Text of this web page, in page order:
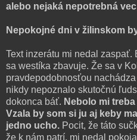
alebo nejaká nepotrebná vec
Nepokojné dni v žilinskom
Text inzerátu mi nedal zaspať.
sa westíka zbavuje. Že sa v
pravdepodobnosťou
nikdy nepoznalo skutočnú
dokonca báť. Nebolo mi
Vzala by som si ju aj keby
jedno ucho. Pocit, že táto
že k nám patrí, mi nedal